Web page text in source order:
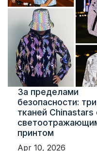
За пределами
безопасности:
тканей Chinastars
принтом
Apr 10, 2026